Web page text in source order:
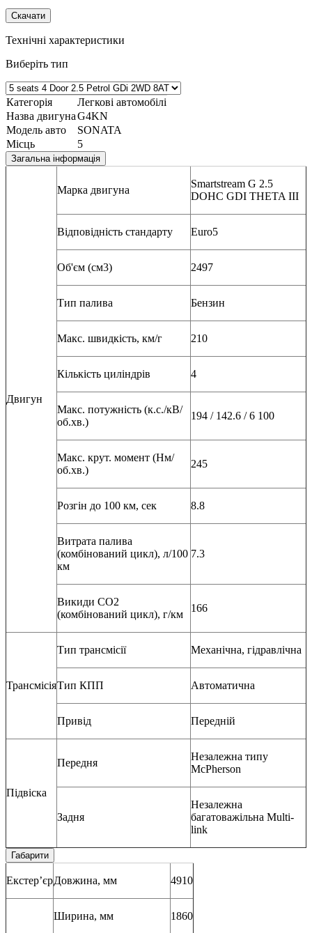
Скачати
Технічні характеристики
Виберіть тип
Категорія
Легкові автомобілі
Назва двигунаG4KN
Модель авто
SONATA
Місць
5
Загальна інформація
Двигун
Марка двигуна
Smartstream G 2.5
DOHC GDI THETA III
Відповідність стандарту Euro5
Об'єм (см3) 2497
Тип палива Бензин
Макс. швидкість, км/г 210
Кількість циліндрів 4
Макс. потужність (к.с./кВ/
об.хв.)
194 / 142.6 / 6 100
Макс. крут. момент (Нм/
об.хв.)
245
Розгін до 100 км, сек 8.8
Витрата палива
(комбінований цикл), л/100
км
7.3
Викиди СО2
(комбінований цикл), г/км
166
Трансмісія
Тип трансмісії Механічна, гідравлічна
Тип КПП Автоматична
Привід Передній
Підвіска
Передня
Незалежна типу
McPherson
Задня
Незалежна
багатоважільна Multi-
link
Габарити
Екстер’єрДовжина, мм 4910
Ширина, мм 1860